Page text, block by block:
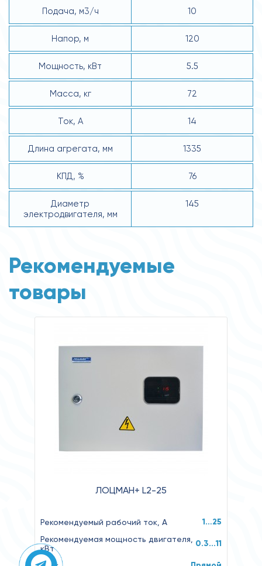
Подача, м3/ч 10
Напор, м 120
Мощность, кВт 5.5
Масса, кг 72
Ток, А 14
Длина агрегата, мм 1335
КПД, % 76
Диаметр
электродвигателя, мм
145
Рекомендуемые
товары
ЛОЦМАН+ L2-25
Рекомендуемый рабочий ток, А 1…25
Рекомендуемая мощность двигателя,
кВт
0.3...11